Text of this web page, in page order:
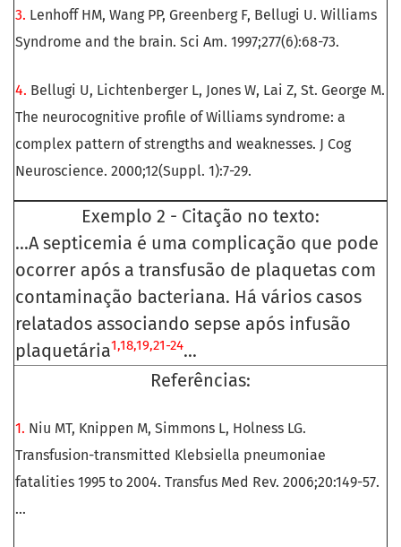
3. Lenhoff HM, Wang PP, Greenberg F, Bellugi U. Williams
Syndrome and the brain. Sci Am. 1997;277(6):68-73.
4. Bellugi U, Lichtenberger L, Jones W, Lai Z, St. George M.
The neurocognitive profile of Williams syndrome: a
complex pattern of strengths and weaknesses. J Cog
Neuroscience. 2000;12(Suppl. 1):7-29.
Exemplo 2 - Citação no texto:
...A septicemia é uma complicação que pode
ocorrer após a transfusão de plaquetas com
contaminação bacteriana. Há vários casos
relatados associando sepse após infusão
plaquetária1,18,19,21-24...
Referências:
1. Niu MT, Knippen M, Simmons L, Holness LG.
Transfusion-transmitted Klebsiella pneumoniae
fatalities 1995 to 2004. Transfus Med Rev. 2006;20:149-57.
...